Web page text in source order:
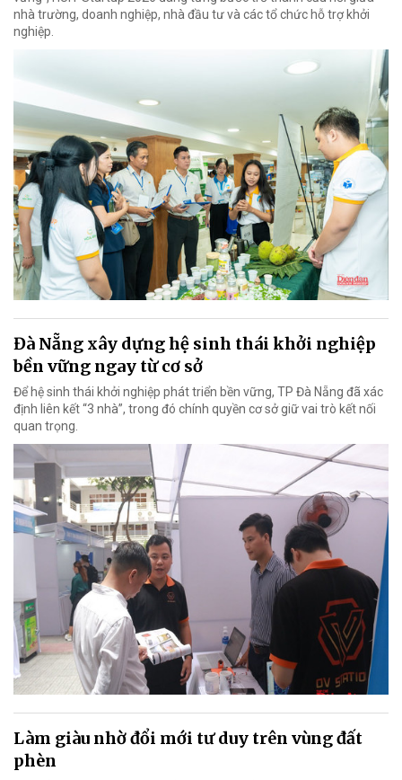
nhà trường, doanh nghiệp, nhà đầu tư và các tổ chức hỗ trợ khởi
nghiệp.
Đà Nẵng xây dựng hệ sinh thái khởi nghiệp
bền vững ngay từ cơ sở
Để hệ sinh thái khởi nghiệp phát triển bền vững, TP Đà Nẵng đã xác
định liên kết “3 nhà”, trong đó chính quyền cơ sở giữ vai trò kết nối
quan trọng.
Làm giàu nhờ đổi mới tư duy trên vùng đất
phèn